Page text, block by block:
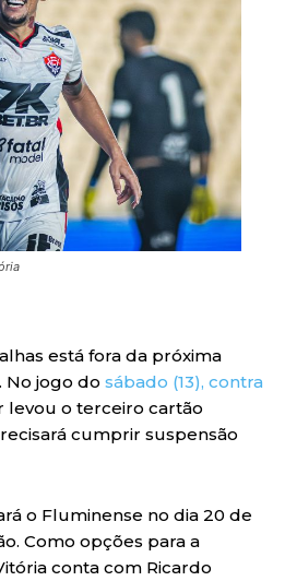
está fora da próxima
No jogo do sábado (13), contra
levou o terceiro cartão
cumprir suspensão
o Fluminense no dia 20 de
Como opções para a
conta com Ricardo